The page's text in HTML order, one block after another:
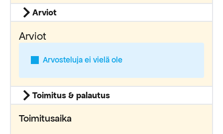
Arviot
Arviot
Arvosteluja ei vielä ole
Toimitus & palautus
Toimitusaika